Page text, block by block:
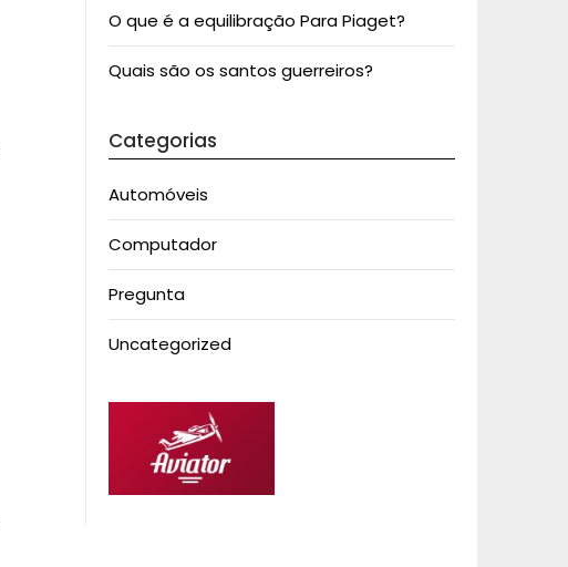
O que é a equilibração Para Piaget?
Quais são os santos guerreiros?
Categorias
Automóveis
Computador
Pregunta
Uncategorized